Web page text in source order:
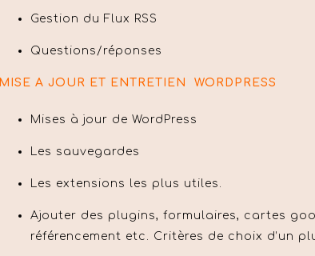
Gestion du Flux RSS
Questions/réponses
MISE A JOUR ET ENTRETIEN WORDPRESS
Mises à jour de WordPress
Les sauvegardes
Les extensions les plus utiles.
Ajouter des plugins, formulaires, cartes
référencement etc. Critères de choix d’un